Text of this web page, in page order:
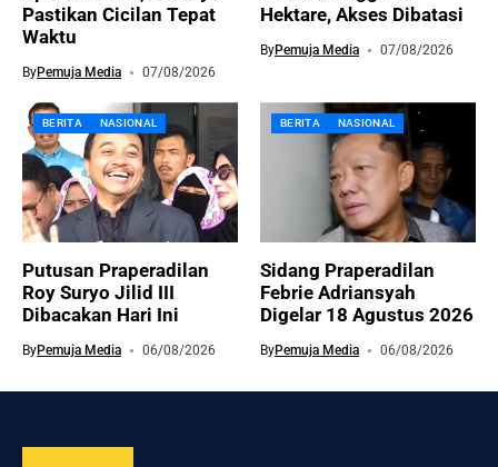
Pastikan Cicilan Tepat
Waktu
ByPemuja Media 07/08/2026
Hektare, Akses Dibatasi
ByPemuja Media 07/08/2026
BERITA NASIONAL
Putusan Praperadilan
Roy Suryo Jilid III
Dibacakan Hari Ini
ByPemuja Media 06/08/2026
BERITA NASIONAL
Sidang Praperadilan
Febrie Adriansyah
Digelar 18 Agustus 2026
ByPemuja Media 06/08/2026